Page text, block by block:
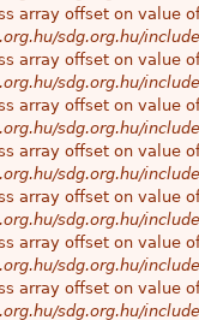
array offset on value
sdg.org.hu/
array offset on value
sdg.org.hu/
array offset on value
sdg.org.hu/
array offset on value
sdg.org.hu/
array offset on value
sdg.org.hu/
array offset on value
sdg.org.hu/
array offset on value
sdg.org.hu/